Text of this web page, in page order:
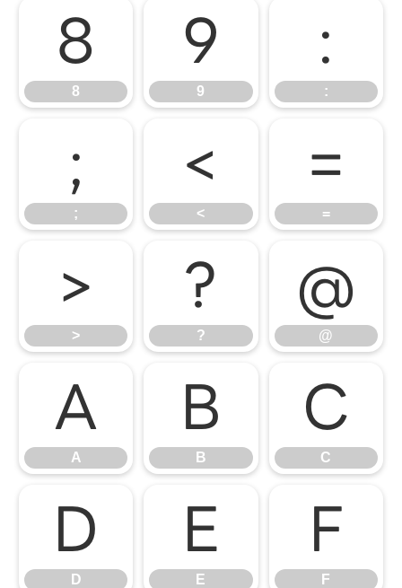
8
8
9
9
:
:
;
;
<
<
=
=
>
>
?
?
@
@
A
A
B
B
C
C
D
D
E
E
F
F